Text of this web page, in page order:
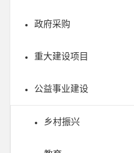
政府采购
重大建设项目
公益事业建设
乡村振兴